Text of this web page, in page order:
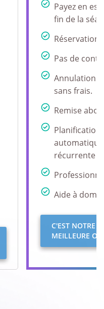
Payez en
fin de la
Réservation
Pas de
Annulation
sans frais.
Remise
Planification
automatique
récurrente
Aide à
C'EST NOTRE
MEILLEURE